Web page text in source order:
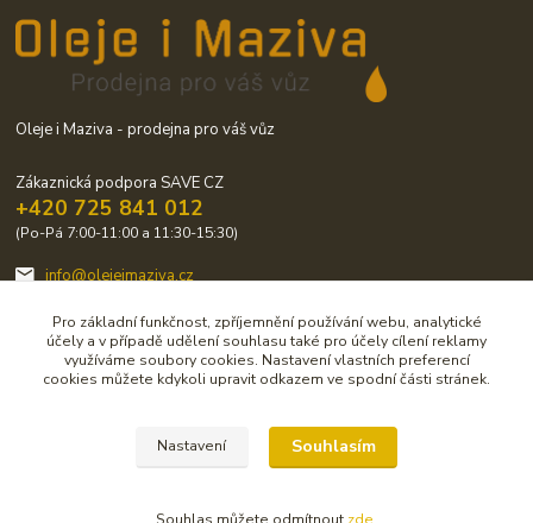
Oleje i Maziva - prodejna pro váš vůz
Zákaznická podpora SAVE CZ
+420 725 841 012
(Po-Pá 7:00-11:00 a 11:30-15:30)
info@olejeimaziva.cz
Upravit sběr cookies.
© Copirigrht 2019-2020 by SAVE CZ s.r.o.
Pro základní funkčnost, zpříjemnění používání webu, analytické
účely a v případě udělení souhlasu také pro účely cílení reklamy
využíváme soubory cookies. Nastavení vlastních preferencí
cookies můžete kdykoli upravit odkazem ve spodní části stránek.
Nastavení Souhlasím